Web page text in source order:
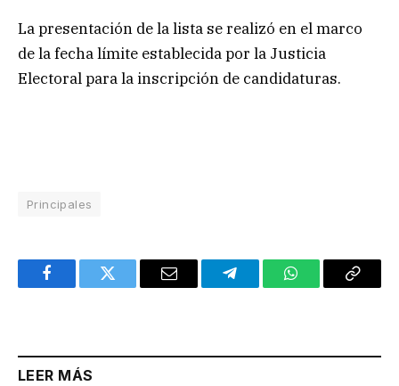
La presentación de la lista se realizó en el marco
de la fecha límite establecida por la Justicia
Electoral para la inscripción de candidaturas.
Principales
FacebookTwitter Email TelegramWhatsAppCopy
LEER MÁS